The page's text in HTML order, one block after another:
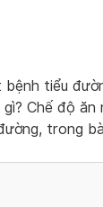
tiểu
Chế độ ăn
trong